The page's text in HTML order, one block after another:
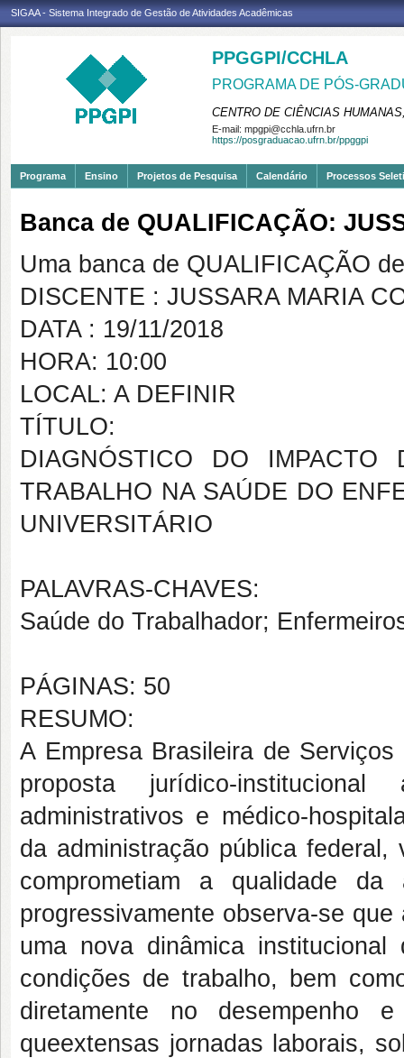
SIGAA - Sistema Integrado de Gestão de Atividades Acadêmicas
PPGGPI/CCHLA
PROGRAMA DE PÓS-
CENTRO DE CIÊNCIAS
E-mail: mpgpi@cchla.ufrn.br
https://posgraduacao.ufrn.br/ppggpi
Programa Ensino Projetos de Pesquisa Calendário Processos
Banca de QUALIFICAÇÃO:
Uma banca de QUALIFICAÇÃO
DISCENTE : JUSSARA MARIA
DATA : 19/11/2018
HORA: 10:00
LOCAL: A DEFINIR
TÍTULO:
DIAGNÓSTICO DO
TRABALHO NA SAÚDE DO
UNIVERSITÁRIO
PALAVRAS-CHAVES:
Saúde do Trabalhador;
PÁGINAS: 50
RESUMO:
A Empresa Brasileira de
proposta jurídico-
administrativos e médico-
da administração pública federal,
comprometiam a qualidade
progressivamente observa-se
uma nova dinâmica
condições de trabalho, bem
diretamente no desempenho
queextensas jornadas laborais,